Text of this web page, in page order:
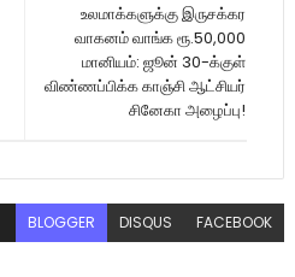
உலமாக்களுக்கு இருசக்கர
வாகனம் வாங்க ரூ.50,000
மானியம்: ஜூன் 30-க்குள்
விண்ணப்பிக்க காஞ்சி ஆட்சியர்
சினேகா அழைப்பு!
BLOGGER DISQUS FACEBOOK